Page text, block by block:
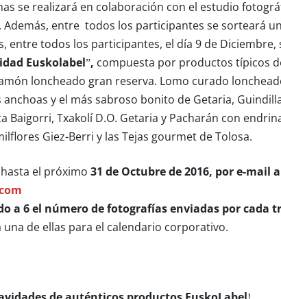
se realizará en colaboración con el estudio
Además, entre todos los participantes se sorteará
entre todos los participantes, el día 9 de Diciembre,
Euskolabel”, compuesta por productos típicos
loncheado gran reserva. Lomo curado
anchoas y el más sabroso bonito de Getaria,
Baigorri, Txakolí D.O. Getaria y Pacharán con
Giez-Berri y las Tejas gourmet de Tolosa.
el próximo 31 de Octubre de 2016, por e-mail
a 6 el número de fotografías enviadas por cada
de ellas para el calendario corporativo.